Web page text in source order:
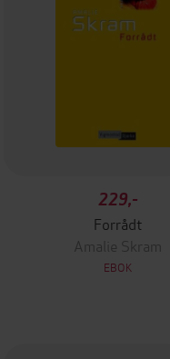
229,-
Forrådt
Amalie Skram
EBOK